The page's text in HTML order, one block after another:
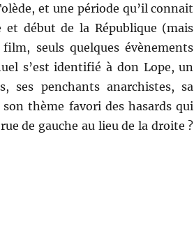
et une période qu’il connait
début de la République (mais
seuls quelques évènements
s’est identifié à don Lope, un
ses penchants anarchistes, sa
thème favori des hasards qui
de gauche au lieu de la droite ?